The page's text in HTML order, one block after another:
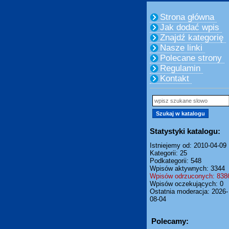
Strona główna
Jak dodać wpis
Znajdź kategorię
Nasze linki
Polecane strony
Regulamin
Kontakt
Statystyki katalogu:
Istniejemy od: 2010-04-09
Kategorii: 25
Podkategorii: 548
Wpisów aktywnych: 3344
Wpisów odrzuconych:
Wpisów oczekujących: 0
Ostatnia moderacja: 2026-
08-04
Polecamy: